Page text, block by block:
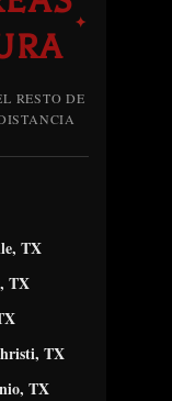
✦
RESTO DE
TX
TX
TX
TX